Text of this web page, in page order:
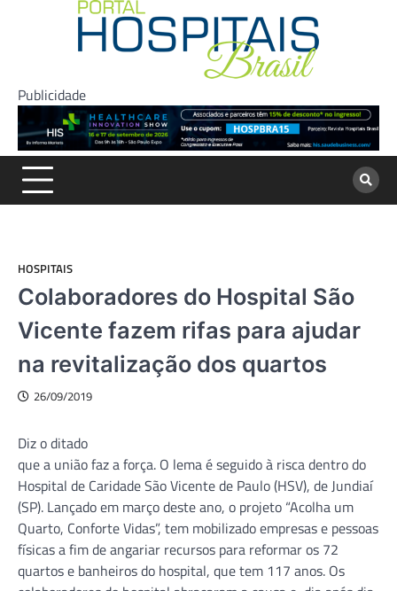
Publicidade
HOSPITAIS
Colaboradores do Hospital São
Vicente fazem rifas para ajudar
na revitalização dos quartos
26/09/2019
Diz o ditado
que a união faz a força. O lema é seguido à risca dentro do
Hospital de Caridade São Vicente de Paulo (HSV), de Jundiaí
(SP). Lançado em março deste ano, o projeto “Acolha um
Quarto, Conforte Vidas”, tem mobilizado empresas e pessoas
físicas a fim de angariar recursos para reformar os 72
quartos e banheiros do hospital, que tem 117 anos. Os